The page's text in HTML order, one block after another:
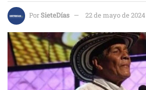
PorSieteDías 22 de mayo de 2024